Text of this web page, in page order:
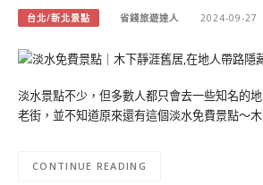
台北/新北景點 省錢旅遊達人 2024-09-27
淡水景點不少，但多數人都只會去一些知名的
老街，並不知道原來還有這個淡水免費景點～
CONTINUE READING